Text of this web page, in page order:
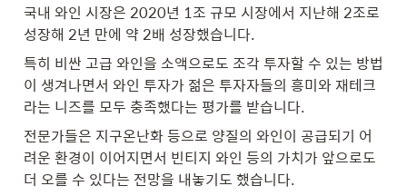
국내 와인 시장은 2020년 1조 규모 시장에서 지난해 2조로
성장해 2년 만에 약 2배 성장했습니다.
특히 비싼 고급 와인을 소액으로도 조각 투자할 수 있는 방법
이 생겨나면서 와인 투자가 젊은 투자자들의 흥미와 재테크
라는 니즈를 모두 충족했다는 평가를 받습니다.
전문가들은 지구온난화 등으로 양질의 와인이 공급되기 어
려운 환경이 이어지면서 빈티지 와인 등의 가치가 앞으로도
더 오를 수 있다는 전망을 내놓기도 했습니다.